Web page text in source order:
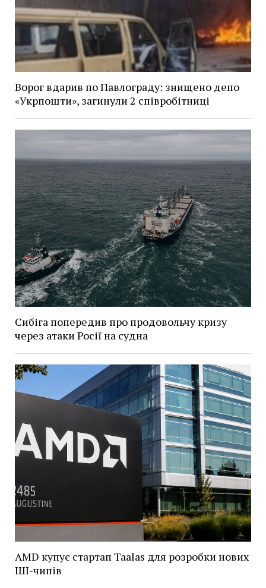
Ворог вдарив по Павлограду: знищено депо
«Укрпошти», загинули 2 співробітниці
Сибіга попередив про продовольчу кризу
через атаки Росії на судна
AMD купує стартап Taalas для розробки нових
ШІ-чипів